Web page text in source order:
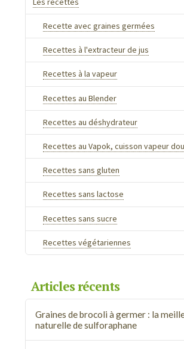
Recette avec graines germées
Recettes à l'extracteur de jus
Recettes à la vapeur
Recettes au Blender
Recettes au déshydrateur
Recettes au Vapok, cuisson vapeur
Recettes sans gluten
Recettes sans lactose
Recettes sans sucre
Recettes végétariennes
Articles récents
Graines de brocoli à germer : la
naturelle de sulforaphane